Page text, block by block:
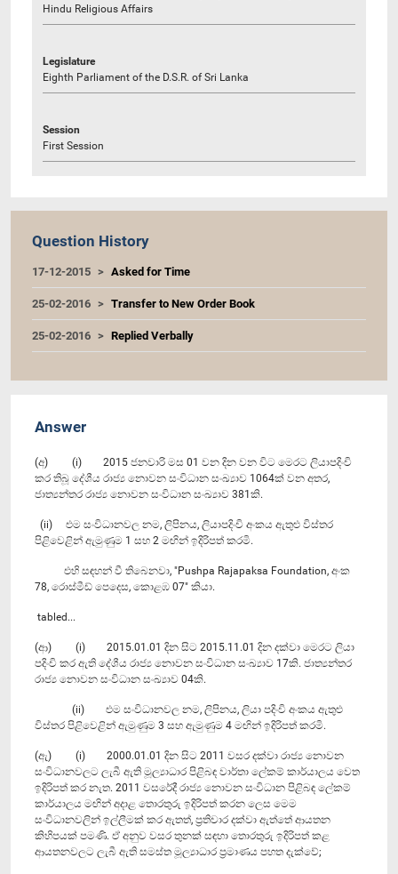
Hindu Religious Affairs
Legislature
Eighth Parliament of the D.S.R. of Sri Lanka
Session
First Session
Question History
17-12-2015 Asked for Time
25-02-2016 Transfer to New Order Book
25-02-2016 Replied Verbally
Answer
(අ) (i) 2015 ජනවාරි මස 01 වන දින වන විට මෙරට ලියාපදිංචි
කර තිබූ දේශීය රාජ්‍ය නොවන සංවිධාන සංඛ්‍යාව 1064ක් වන අතර,
ජාත්‍යන්තර රාජ්‍ය නොවන සංවිධාන සංඛ්‍යාව 381කි.
(ii) එම සංවිධානවල නම, ලිපිනය, ලියාපදිංචි අංකය ඇතුළු විස්තර
පිළිවෙළින් ඇමුණුම 1 සහ 2 මඟින් ඉදිරිපත් කරමි.
එහි සඳහන් වී තිබෙනවා, "Pushpa Rajapaksa Foundation, අංක
78, රොස්මීඩ් පෙදෙස, කොළඹ 07" කියා.
tabled...
(ආ) (i) 2015.01.01 දින සිට 2015.11.01 දින දක්වා මෙරට ලියා
පදිංචි කර ඇති දේශීය රාජ්‍ය නොවන සංවිධාන සංඛ්‍යාව 17කි. ජාත්‍යන්තර
රාජ්‍ය නොවන සංවිධාන සංඛ්‍යාව 04කි.
(ii) එම සංවිධානවල නම, ලිපිනය, ලියා පදිංචි අංකය ඇතුළු
විස්තර පිළිවෙළින් ඇමුණුම 3 සහ ඇමුණුම 4 මඟින් ඉදිරිපත් කරමි.
(ඇ) (i) 2000.01.01 දින සිට 2011 වසර දක්වා රාජ්‍ය නොවන
සංවිධානවලට ලැබී ඇති මූල්‍යාධාර පිළිබඳ වාර්තා ලේකම් කාර්යාලය වෙත
ඉදිරිපත් කර නැත. 2011 වසරේදී රාජ්‍ය නොවන සංවිධාන පිළිබඳ ලේකම්
කාර්යාලය මඟින් අදාළ තොරතුරු ඉදිරිපත් කරන ලෙස මෙම
සංවිධානවලින් ඉල්ලීමක් කර ඇතත්, ප්‍රතිචාර දක්වා ඇත්තේ ආයතන
කිහිපයක් පමණි. ඒ අනුව වසර තුනක් සඳහා තොරතුරු ඉදිරිපත් කළ
ආයතනවලට ලැබී ඇති සමස්ත මූල්‍යාධාර ප්‍රමාණය පහත දැක්වේ;